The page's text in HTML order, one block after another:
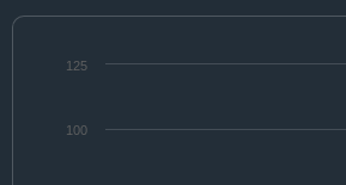
100
125